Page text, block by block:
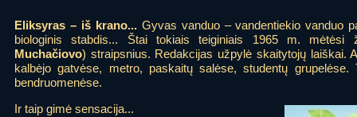
Eliksyras – iš krano...Gyvas vanduo – vandentiekio vanduo
biologinis stabdis... Štai tokiais teiginiais 1965 m. mėtėsi
Muchačiovo) straipsnius. Redakcijas užpylė skaitytojų laiškai.
kalbėjo gatvėse, metro, paskaitų salėse, studentų
bendruomenėse.
Ir taip gimė sensacija...